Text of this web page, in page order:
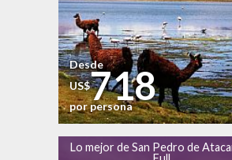
Desde
US$718
por persona
Lo mejor de San Pedro de